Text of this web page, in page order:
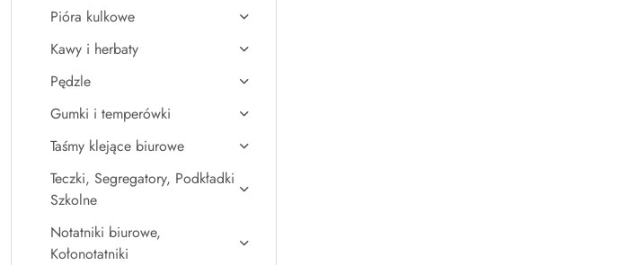
Pióra kulkowe
Kawy i herbaty
Pędzle
Gumki i temperówki
Taśmy klejące biurowe
Teczki, Segregatory, Podkładki
Szkolne
Notatniki biurowe,
Kołonotatniki